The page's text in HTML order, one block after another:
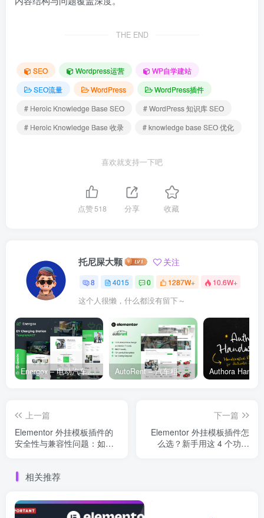
THE END
SEO Wordpress运营
WP自学建站
SEO流量
WordPress
WordPress插件
# Heroic Knowledge Base SEO
# WordPress 知识库 SEO
# Heroic Knowledge Base 收录
# knowledge base SEO 优化
喜欢就支持一下吧
点赞518 分享 收藏
托尼屎大颗 关注
8 4015 0 1287W+ 10.6W+
这个人很懒，什么都没有留下～
Energox – 电动汽车充电站 Elementor 模板套件 AutoRent – 汽车租赁服务 Elementor 模板套件
上一篇
Elementor 外挂模板插件的
安全性与兼容性问题：如何
下一篇
Elementor 外挂模板插件怎
么选？新手用这 4 个功能
相关推荐